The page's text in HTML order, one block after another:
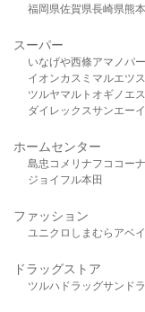
福岡県佐賀県長崎県熊
スーパー
いなげや西條アマノパ
イオンカスミ マルエツ
ツルヤマルト オギノ エ
ダイレックスサンエー
ホームセンター
島忠 コメリ ナフコ コー
ジョイフル本田
ファッション
ユニクロ しまむら アベ
ドラッグストア
ツルハドラッグサンド